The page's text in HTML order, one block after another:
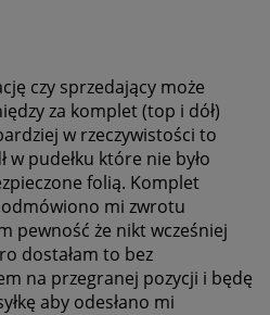
czy sprzedający może
za komplet (top i dół)
w rzeczywistości to
w pudełku które nie było
folią. Komplet
odmówiono mi zwrotu
pewność że nikt wcześniej
dostałam to bez
na przegranej pozycji i będę
aby odesłano mi